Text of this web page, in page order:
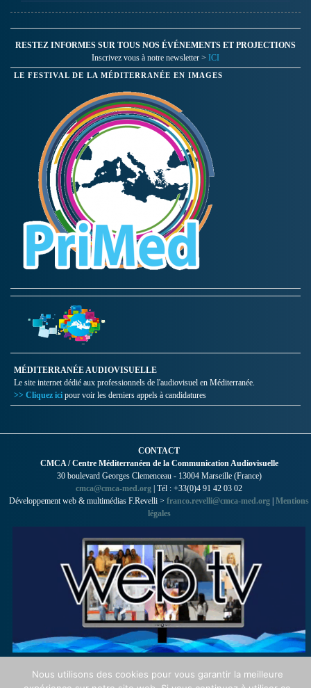
RESTEZ INFORMES SUR TOUS NOS ÉVÉNEMENTS ET PROJECTIONS
Inscrivez vous à notre newsletter > ICI
LE FESTIVAL DE LA MÉDITERRANÉE EN IMAGES
MÉDITERRANÉE AUDIOVISUELLE
Le site internet dédié aux professionnels de l'audiovisuel en Méditerranée.
>> Cliquez ici pour voir les derniers appels à candidatures
CONTACT
CMCA / Centre Méditerranéen de la Communication Audiovisuelle
30 boulevard Georges Clemenceau - 13004 Marseille (France)
cmca@cmca-med.org | Tél : +33(0)4 91 42 03 02
Développement web & multimédias F.Revelli > franco.revelli@cmca-med.org | Mentions
légales
Nous utilisons des cookies pour vous garantir la meilleure